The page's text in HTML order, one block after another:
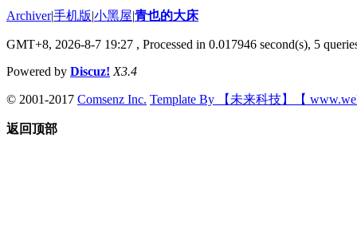
Archiver|手机版|小黑屋|青也的大床
GMT+8, 2026-8-7 19:27 , Processed in 0.017946 second(s), 5
Powered by Discuz! X3.4
© 2001-2017 Comsenz Inc. Template By 【未来科技】【
返回顶部